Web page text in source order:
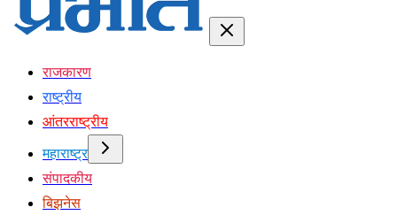
राजकारण
राष्ट्रीय
आंतरराष्ट्रीय
महाराष्ट्र
संपादकीय
बिझनेस